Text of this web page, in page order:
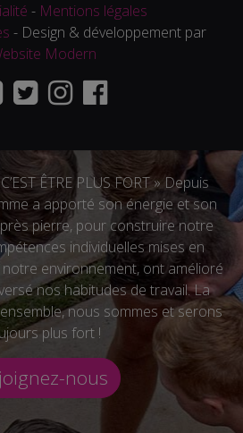
- Mentions légales
- Design & développement par
Modern
ÊTRE PLUS FORT » Depuis
a apporté son énergie et son
pierre, pour construire notre
individuelles mises en
environnement, ont amélioré
nos habitudes de travail. La
nous sommes et serons
plus fort !
nous